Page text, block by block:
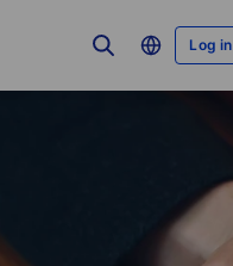
Log in